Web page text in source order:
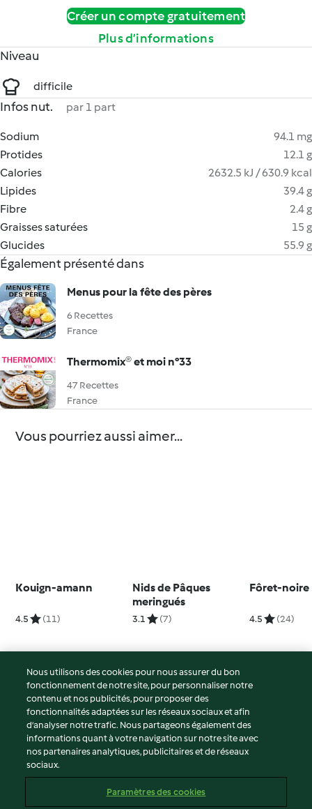
Créer un compte gratuitement
Plus d’informations
Niveau
difficile
Infos nut. par 1 part
Sodium
94.1 mg
Protides
12.1 g
Calories
2632.5 kJ / 630.9 kcal
Lipides
39.4 g
Fibre
2.4 g
Graisses saturées
15 g
Glucides
55.9 g
Également présenté dans
Menus pour la fête des pères
6 Recettes
France
Thermomix® et moi n°33
47 Recettes
France
Vous pourriez aussi aimer...
Kouign-amann
4.5 (11)
Nids de Pâques
meringués
3.1 (7)
Fôret-noire
4.5 (24)
© Copyright 2026
Conditions d'utilisation
Politique de confidentialité
Non-responsabilité
Mentions légales
Contenu du rapport
Nous utilisons des cookies pour nous assurer du bon
fonctionnement de notre site, pour personnaliser notre
contenu et nos publicités, pour proposer des
fonctionnalités adaptées sur les réseaux sociaux et afin
d’analyser notre trafic. Nous partageons également des
informations quant à votre navigation sur notre site avec
nos partenaires analytiques, publicitaires et de réseaux
sociaux.
Paramètres des cookies